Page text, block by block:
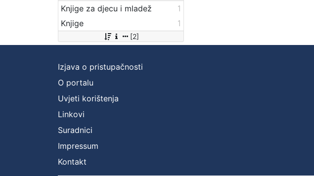
Knjige za djecu i mladež
1
Knjige
1
[2]
Izjava o pristupačnosti
O portalu
Uvjeti korištenja
Linkovi
Suradnici
Impressum
Kontakt